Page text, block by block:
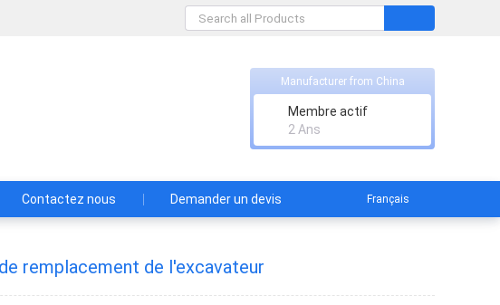
Manufacturer from China
Membre actif
2 Ans
Contactez nous Demander un devis Français
remplacement de l'excavateur